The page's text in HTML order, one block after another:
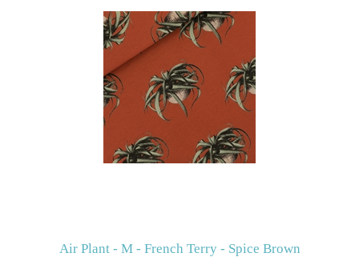
Air Plant - M - French Terry - Spice Brown